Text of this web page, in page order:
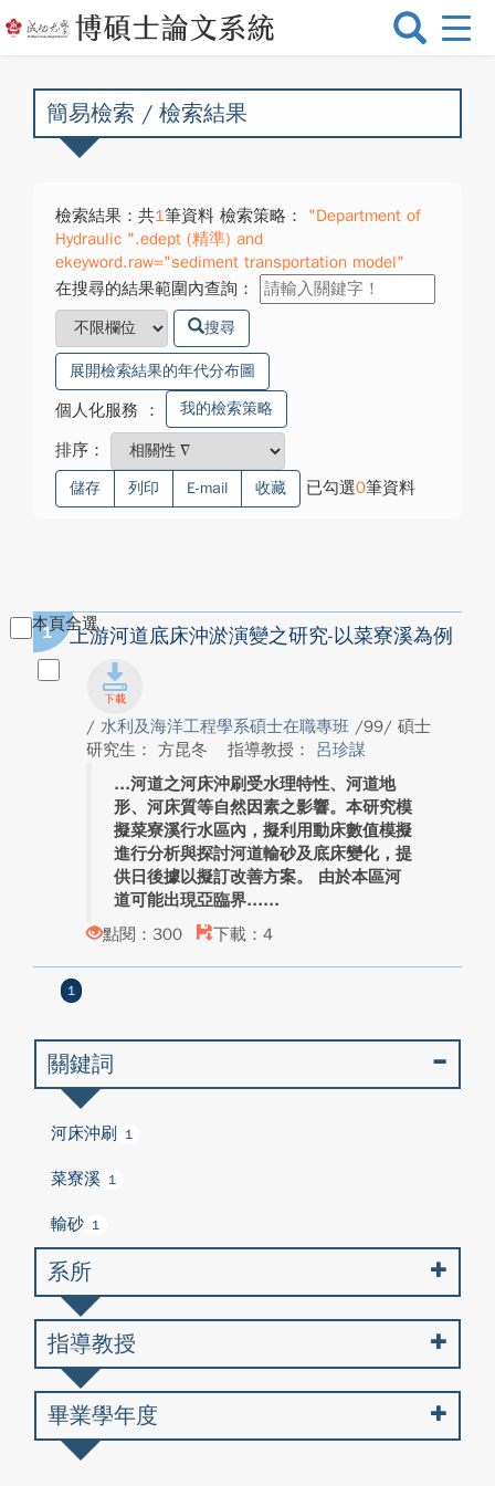
選
換
簡易檢索 / 檢索結果
檢索結果：共1筆資料 檢索策略：
"Department of
Hydraulic ".edept (精準) and
ekeyword.raw="sediment transportation model"
在搜尋的結果範圍內查詢：
搜尋
展開檢索結果的年代分布圖
個人化服務 ： 我的檢索策略
排序：
儲存 列印 E-mail 收藏 已勾選0筆資料
本頁全選
1 上游河道底床沖淤演變之研究-以菜寮溪為例
/ 水利及海洋工程學系碩士在職專班 /99/ 碩士
研究生： 方昆冬
指導教授： 呂珍謀
河道之河床沖刷受水理特性、河道地
形、河床質等自然因素之影響。本研究模
擬菜寮溪行水區內，擬利用動床數值模擬
進行分析與探討河道輸砂及底床變化，提
供日後據以擬訂改善方案。 由於本區河
道可能出現亞臨界...
點閱：300
下載：4
1
關鍵詞
河床沖刷 1
菜寮溪 1
輸砂 1
系所
指導教授
畢業學年度